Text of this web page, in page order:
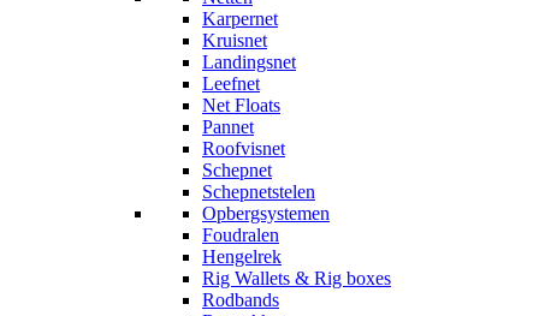
Karpernet
Kruisnet
Landingsnet
Leefnet
Net Floats
Pannet
Roofvisnet
Schepnet
Schepnetstelen
Opbergsystemen
Foudralen
Hengelrek
Rig Wallets & Rig boxes
Rodbands